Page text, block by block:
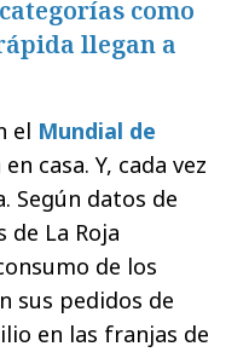
como
llegan a
el Mundial de
casa. Y, cada vez
Según datos de
de La Roja
de los
sus pedidos de
en las franjas de